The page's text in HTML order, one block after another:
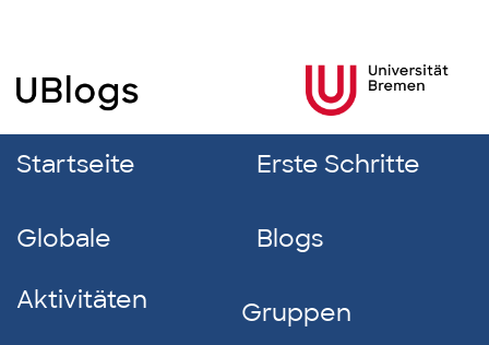
Startseite Erste Schritte
Globale
Aktivitäten
Blogs
Gruppen